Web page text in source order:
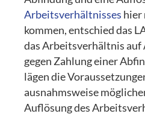
Arbeitsverhältnisses hier
kommen, entschied das
das Arbeitsverhältnis auf
gegen Zahlung einer
lägen die
ausnahmsweise
Auflösung des